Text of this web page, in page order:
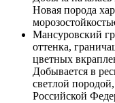
Новая порода
Мансуровский
оттенка,
цветных
Добывается в
светлой
Российской